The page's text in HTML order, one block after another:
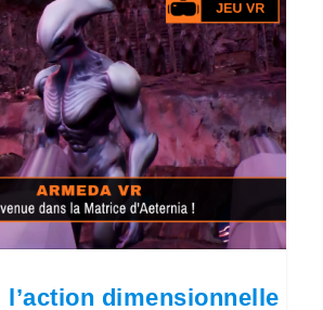
l’action dimensionnelle